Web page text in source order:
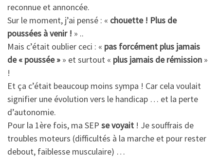
reconnue et annoncée.
Sur le moment, j’ai pensé : « chouette ! Plus de
poussées à venir ! » ..
Mais c’était oublier ceci : « pas forcément plus jamais
de « poussée » » et surtout « plus jamais de rémission »
!
Et ça c’était beaucoup moins sympa ! Car cela voulait
signifier une évolution vers le handicap … et la perte
d’autonomie.
Pour la 1ère fois, ma SEP se voyait ! Je souffrais de
troubles moteurs (difficultés à la marche et pour rester
debout, faiblesse musculaire) …